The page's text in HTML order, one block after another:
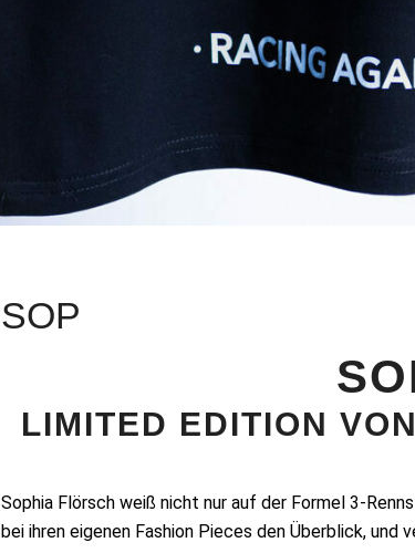
SOP
LIMITED EDITION
Sophia Flörsch weiß nicht nur auf der Formel 3-
bei ihren eigenen Fashion Pieces den Überblick, und